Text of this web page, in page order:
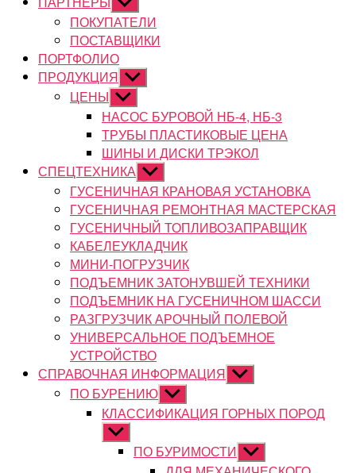
подменю
ПОКУПАТЕЛИ
ПОСТАВЩИКИ
ПОРТФОЛИО
ПРОДУКЦИЯ Показывать
подменю
ЦЕНЫ Показывать
подменю
НАСОС БУРОВОЙ НБ-4, НБ-3
ТРУБЫ ПЛАСТИКОВЫЕ ЦЕНА
ШИНЫ И ДИСКИ ТРЭКОЛ
СПЕЦТЕХНИКА Показывать
подменю
ГУСЕНИЧНАЯ КРАНОВАЯ УСТАНОВКА
ГУСЕНИЧНАЯ РЕМОНТНАЯ МАСТЕРСКАЯ
ГУСЕНИЧНЫЙ ТОПЛИВОЗАПРАВЩИК
КАБЕЛЕУКЛАДЧИК
МИНИ-ПОГРУЗЧИК
ПОДЪЕМНИК ЗАТОНУВШЕЙ ТЕХНИКИ
ПОДЪЕМНИК НА ГУСЕНИЧНОМ ШАССИ
РАЗГРУЗЧИК АРОЧНЫЙ ПОЛЕВОЙ
УНИВЕРСАЛЬНОЕ ПОДЪЕМНОЕ
УСТРОЙСТВО
СПРАВОЧНАЯ ИНФОРМАЦИЯ Показывать
подменю
ПО БУРЕНИЮ Показывать
подменю
КЛАССИФИКАЦИЯ ГОРНЫХ ПОРОД
Показывать
подменюПО БУРИМОСТИ Показывать
подменю